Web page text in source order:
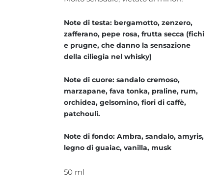
Note di testa: bergamotto, zenzero,
zafferano, pepe rosa, frutta secca (fichi
e prugne, che danno la sensazione
della ciliegia nel whisky)
Note di cuore: sandalo cremoso,
marzapane, fava tonka, praline, rum,
orchidea, gelsomino, fiori di caffè,
patchouli.
Note di fondo: Ambra, sandalo, amyris,
legno di guaiac, vanilla, musk
50 ml